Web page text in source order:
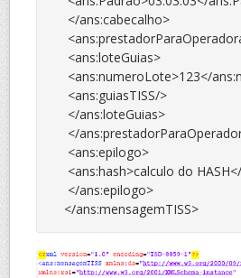
</ans:cabecalho>
<ans:loteGuias>
<ans:numeroLote>123</
<ans:guiasTISS/>
</ans:loteGuias>
</
<ans:epilogo>
<ans:hash>calculo do
</ans:epilogo>
</ans:mensagemTISS>